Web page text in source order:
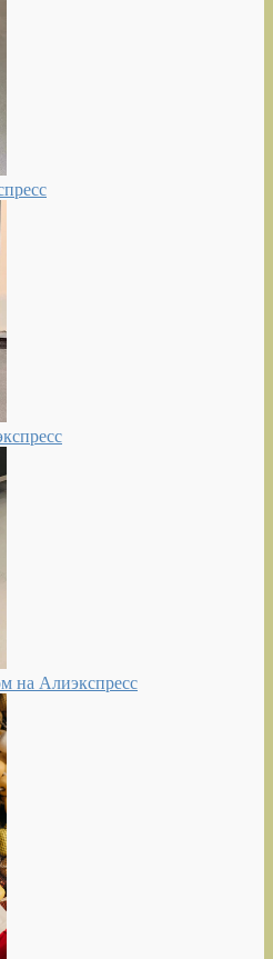
на Алиэкспресс